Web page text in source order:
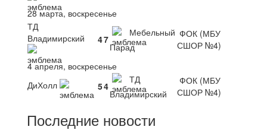
28 марта, воскресенье
ТД
Владимирский
47
Мебельный
Парад
ФОК (МБУ
СШОР №4)
4 апреля, воскресенье
ДиХолл
54
ТД
Владимирский
ФОК (МБУ
СШОР №4)
Последние новости